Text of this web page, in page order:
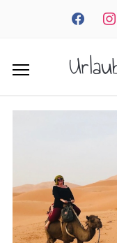
facebook